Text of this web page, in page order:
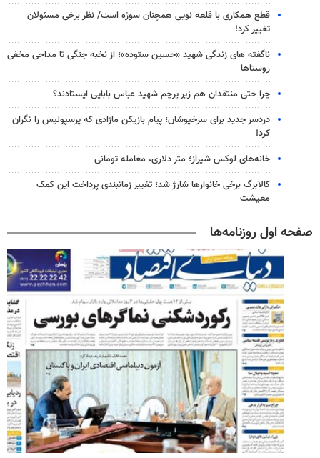
قطع همکاری با قلعه نویی همچنان سوژه است/ نظر برخی مسئولان
تغییر کرد!
ناگفته های زندگی شهید «حسین ستوده»؛ از نخبه جنگی تا مداحی مخفی
روستاها
چرا حتی منتقدان هم زیر پرچم شهید عباس بابایی ایستادند؟
دردسر جدید برای سرخپوشان؛ پیام بازیکن مازادی که پرسپولیس را نگران
کرد!
خانه‌های لوکس شیراز؛ متر دلاری، معامله تومانی
کالابرگ برخی خانوارها شارژ شد؛ تغییر زمانبندی پرداخت این کمک
معیشت
صفحه اول روزنامه‌ها